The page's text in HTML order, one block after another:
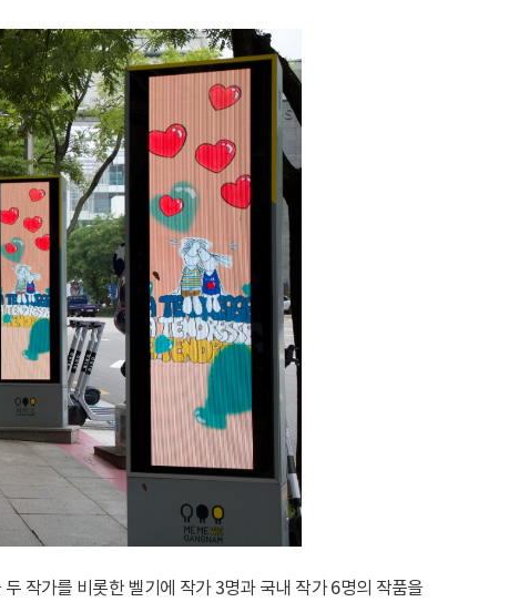
작가를 비롯한 벨기에 작가 3명과 국내 작가 6명의 작품을